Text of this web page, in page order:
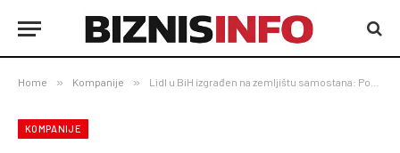
Home » Kompanije » Lidl u BiH izgrađen na zemljištu samostana: Pogledajte kako izgleda
KOMPANIJE